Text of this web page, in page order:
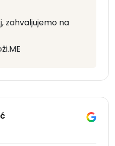
zahvaljujemo na